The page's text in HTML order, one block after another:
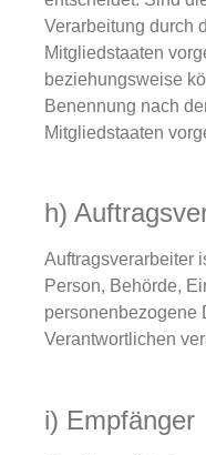
Verarbeitung durch
Mitgliedstaaten
beziehungsweise
Benennung nach
Mitgliedstaaten
h)
Auftragsverarbeiter
Person, Behörde,
personenbezogene
Verantwortlichen
i) Empfänger